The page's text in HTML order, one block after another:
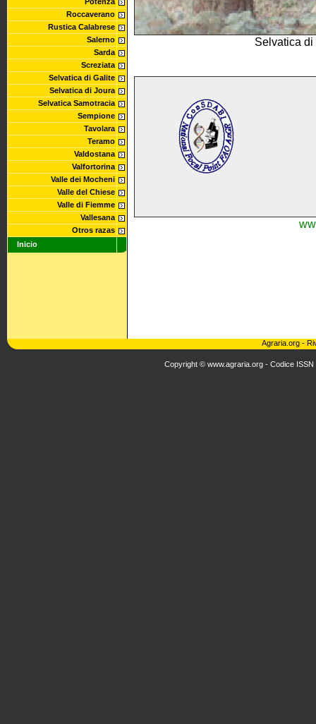
Roccaverano
Rustica Calabrese
Salerno
Sarda
Screziata
Selvatica di Galite
Selvatica di Joura
Selvatica Samotracia
Sempione
Tavolara
Teramo
Valdostana
Valfortorina
Valle dei Mocheni
Valle del Chiese
Valle di Fiemme
Vallesana
Otros razas
Inicio
Selvatica
Agraria.org -
Copyright © www.agraria.org - Codice